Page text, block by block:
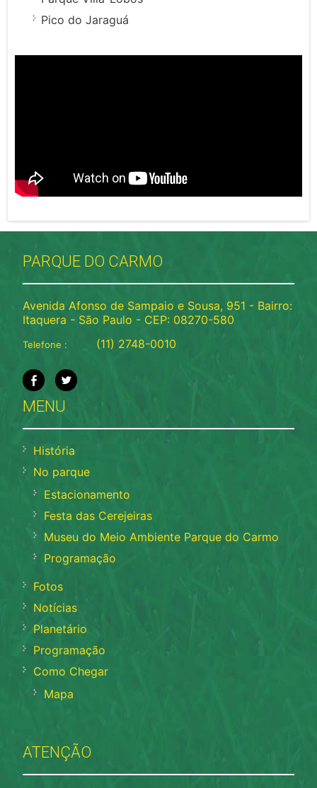
Pico do Jaraguá
PARQUE DO CARMO
Avenida Afonso de Sampaio e Sousa, 951 - Bairro:
Itaquera - São Paulo - CEP: 08270-580
Telefone : (11) 2748-0010
MENU
História
No parque
Estacionamento
Festa das Cerejeiras
Museu do Meio Ambiente Parque do Carmo
Programação
Fotos
Notícias
Planetário
Programação
Como Chegar
Mapa
ATENÇÃO